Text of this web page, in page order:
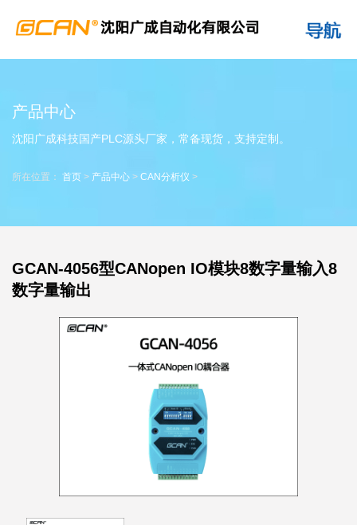
产品中心
沈阳广成科技国产PLC源头厂家，常备现货，支持定制。
所在位置： 首页 > 产品中心 > CAN分析仪 >
GCAN-4056型CANopen IO模块8数字量输入8
数字量输出